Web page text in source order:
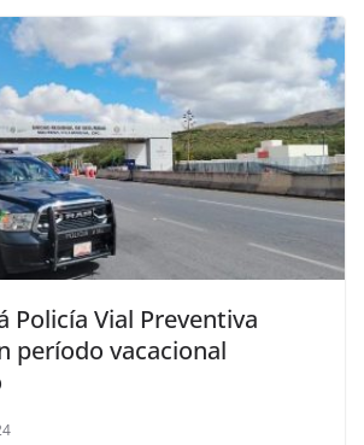
Policía Vial Preventiva
período vacacional